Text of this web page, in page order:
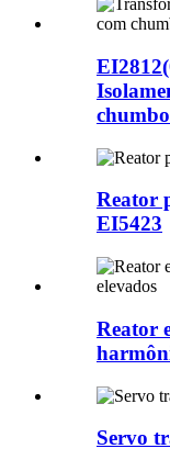
Reator
EI5423
Reator
Servo